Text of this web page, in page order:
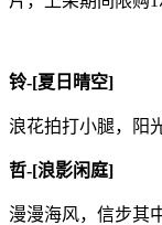
铃-[夏日晴空]
浪花拍打小腿，阳
哲-[浪影闲庭]
漫漫海风，信步其